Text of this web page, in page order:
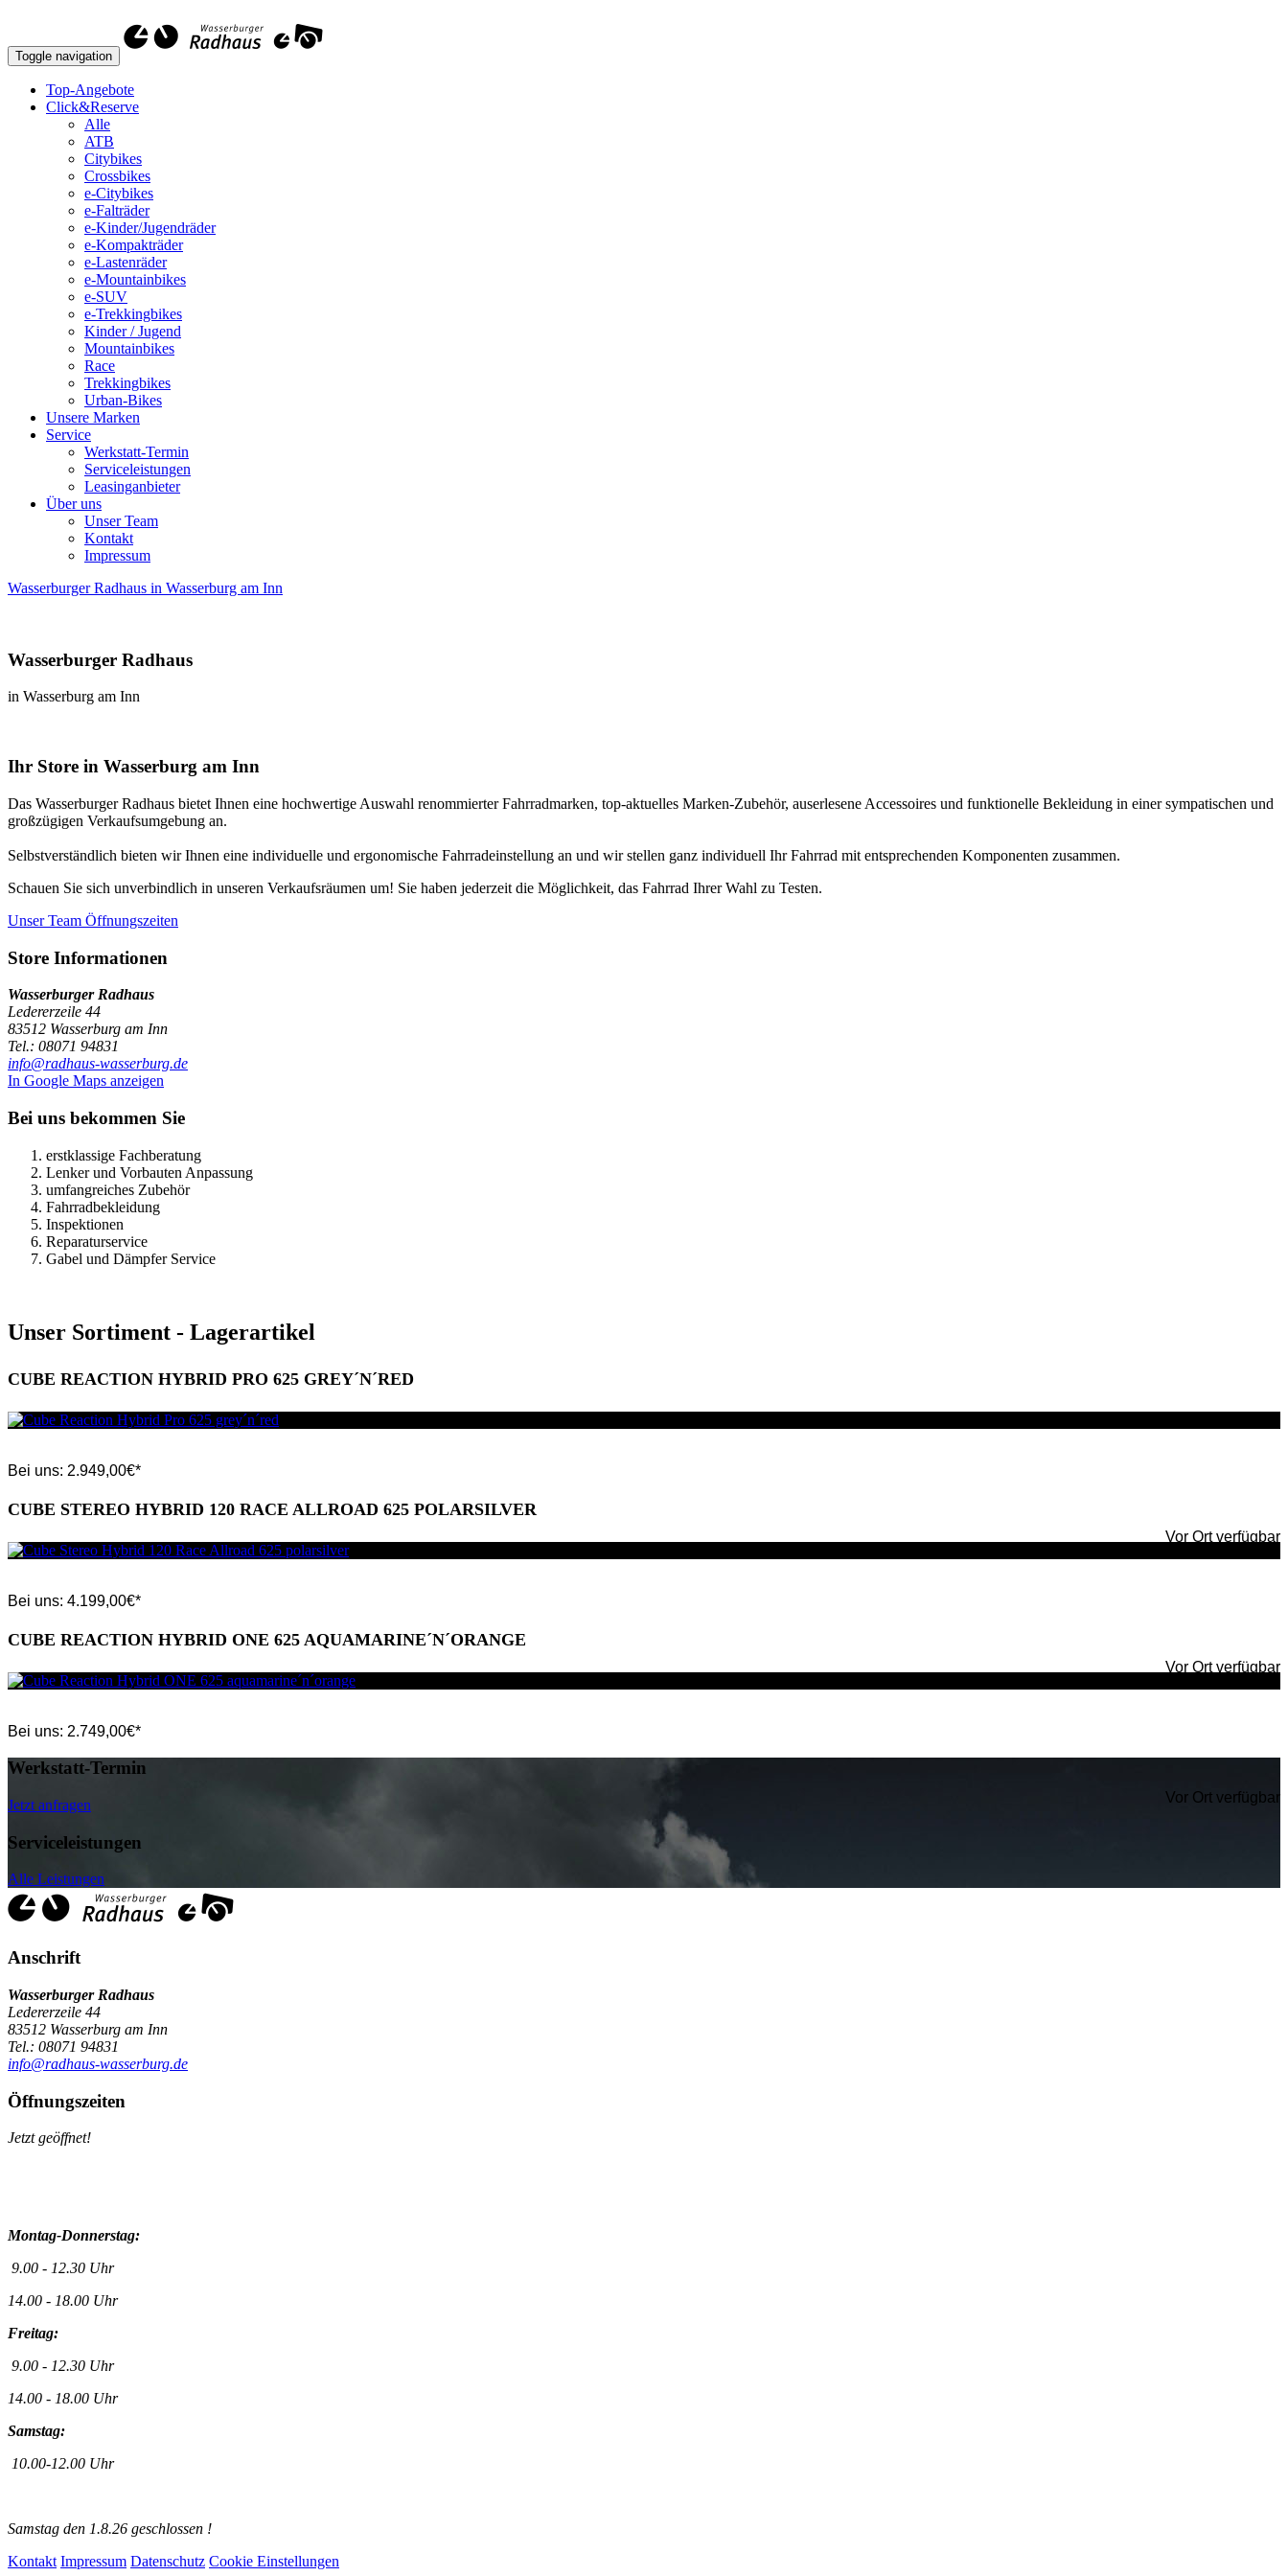
Toggle navigation
Top-Angebote
Click&Reserve
Alle
ATB
Citybikes
Crossbikes
e-Citybikes
e-Falträder
e-Kinder/Jugendräder
e-Kompakträder
e-Lastenräder
e-Mountainbikes
e-SUV
e-Trekkingbikes
Kinder / Jugend
Mountainbikes
Race
Trekkingbikes
Urban-Bikes
Unsere Marken
Service
Werkstatt-Termin
Serviceleistungen
Leasinganbieter
Über uns
Unser Team
Kontakt
Impressum
Wasserburger Radhaus in Wasserburg am Inn
Wasserburger Radhaus
in Wasserburg am Inn
Ihr Store in Wasserburg am Inn
Das Wasserburger Radhaus bietet Ihnen eine hochwertige Auswahl renommierter Fahrradmarken, top-aktuelles Marken-Zubehör, auserlesene Accessoires und funktionelle Bekleidung in einer sympatischen und
großzügigen Verkaufsumgebung an.
Selbstverständlich bieten wir Ihnen eine individuelle und ergonomische Fahrradeinstellung an und wir stellen ganz individuell Ihr Fahrrad mit entsprechenden Komponenten zusammen.
Schauen Sie sich unverbindlich in unseren Verkaufsräumen um! Sie haben jederzeit die Möglichkeit, das Fahrrad Ihrer Wahl zu Testen.
Unser Team Öffnungszeiten
Store Informationen
Wasserburger Radhaus
Ledererzeile 44
83512 Wasserburg am Inn
Tel.: 08071 94831
info@radhaus-wasserburg.de
In Google Maps anzeigen
Bei uns bekommen Sie
erstklassige Fachberatung
Lenker und Vorbauten Anpassung
umfangreiches Zubehör
Fahrradbekleidung
Inspektionen
Reparaturservice
Gabel und Dämpfer Service
Unser Sortiment - Lagerartikel
CUBE REACTION HYBRID PRO 625 GREY´N´RED
Bei uns: 2.949,00€*
Vor Ort verfügbar
CUBE STEREO HYBRID 120 RACE ALLROAD 625 POLARSILVER
Bei uns: 4.199,00€*
Vor Ort verfügbar
CUBE REACTION HYBRID ONE 625 AQUAMARINE´N´ORANGE
Bei uns: 2.749,00€*
Vor Ort verfügbar
Werkstatt-Termin
Jetzt anfragen
Serviceleistungen
Alle Leistungen
Anschrift
Wasserburger Radhaus
Ledererzeile 44
83512 Wasserburg am Inn
Tel.: 08071 94831
info@radhaus-wasserburg.de
Öffnungszeiten
Jetzt geöffnet!
Montag-Donnerstag:
9.00 - 12.30 Uhr
14.00 - 18.00 Uhr
Freitag:
9.00 - 12.30 Uhr
14.00 - 18.00 Uhr
Samstag:
10.00-12.00 Uhr
Samstag den 1.8.26 geschlossen !
Kontakt Impressum Datenschutz Cookie Einstellungen